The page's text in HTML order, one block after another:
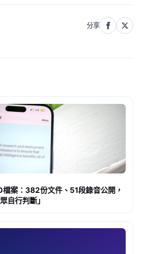
分享
檔案：382份文件、51段錄音公開，
自行判斷」